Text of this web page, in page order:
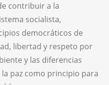
contribuir a la
socialista,
democráticos de
libertad y respeto por
y las diferencias
paz como principio para